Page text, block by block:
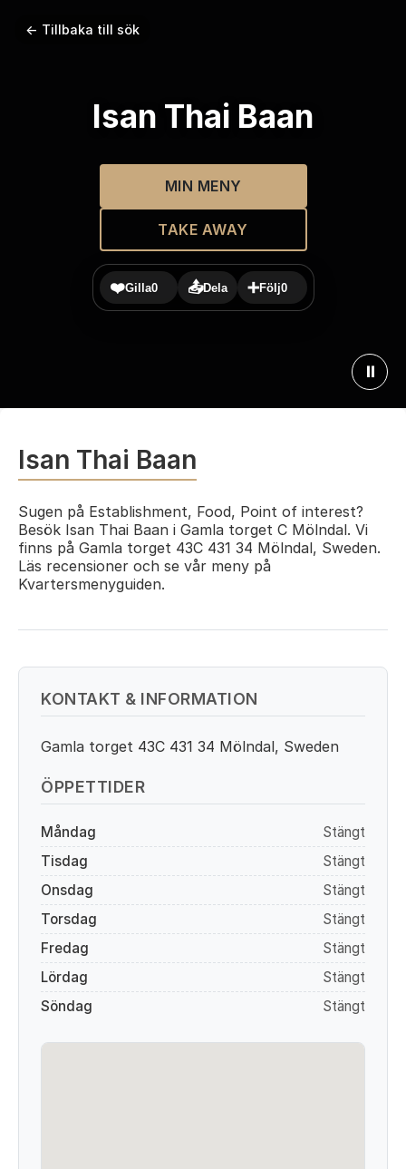
← Tillbaka till sök
Isan Thai Baan
MIN MENY
TAKE AWAY
❤️Gilla0 📤Dela ➕Följ0
⏸
Isan Thai Baan
Sugen på Establishment, Food, Point of interest?
Besök Isan Thai Baan i Gamla torget C Mölndal. Vi
finns på Gamla torget 43C 431 34 Mölndal, Sweden.
Läs recensioner och se vår meny på
Kvartersmenyguiden.
KONTAKT & INFORMATION
Gamla torget 43C 431 34 Mölndal, Sweden
ÖPPETTIDER
Måndag
Stängt
Tisdag
Stängt
Onsdag
Stängt
Torsdag
Stängt
Fredag
Stängt
Lördag
Stängt
Söndag
Stängt